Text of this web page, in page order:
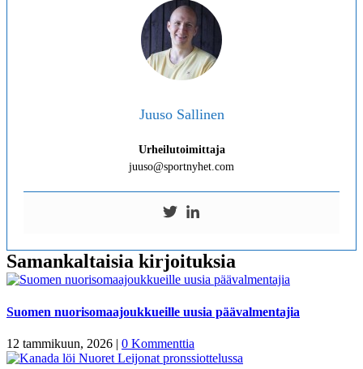
Juuso Sallinen
Urheilutoimittaja
juuso@sportnyhet.com
Samankaltaisia kirjoituksia
Suomen nuorisomaajoukkueille uusia päävalmentajia
12 tammikuun, 2026 | 0 Kommenttia